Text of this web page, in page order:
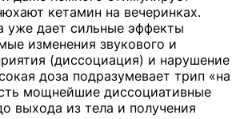
кетамин на вечеринках.
уже дает сильные эффекты
изменения звукового и
(диссоциация) и нарушение
доза подразумевает трип «на
мощнейшие диссоциативные
выхода из тела и получения